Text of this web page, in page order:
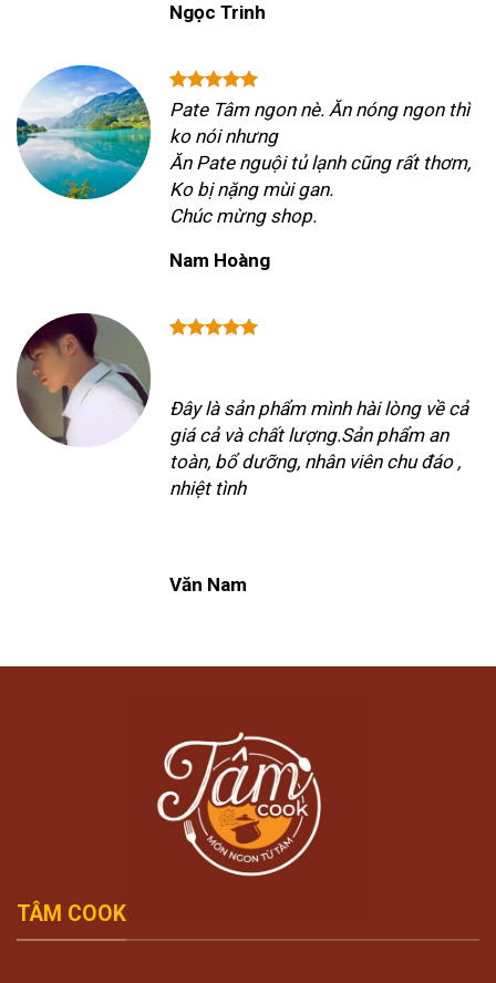
Ngọc Trinh
Pate Tâm ngon nè. Ăn nóng ngon thì
ko nói nhưng
Ăn Pate nguội tủ lạnh cũng rất thơm,
Ko bị nặng mùi gan.
Chúc mừng shop.
Nam Hoàng
Đây là sản phẩm mình hài lòng về cả
giá cả và chất lượng.Sản phẩm an
toàn, bổ dưỡng, nhân viên chu đáo ,
nhiệt tình
Văn Nam
TÂM COOK